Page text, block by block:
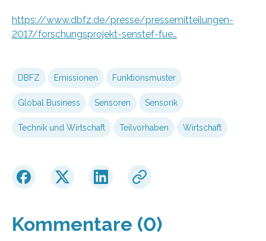
https://www.dbfz.de/presse/pressemitteilungen-
2017/forschungsprojekt-senstef-fue…
DBFZ Emissionen Funktionsmuster
Global Business Sensoren Sensorik
Technik und Wirtschaft Teilvorhaben Wirtschaft
Kommentare (0)